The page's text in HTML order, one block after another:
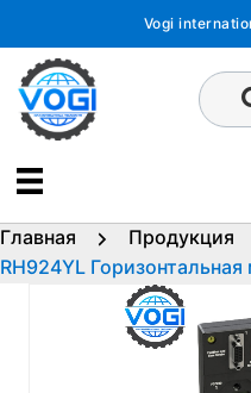
содержимому
Vogi
Главная Продукция
RH924YL